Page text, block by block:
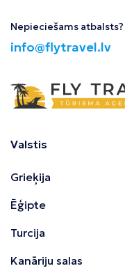
Nepieciešams atbalsts?
info@flytravel.lv
Valstis
Grieķija
Ēģipte
Turcija
Kanāriju salas